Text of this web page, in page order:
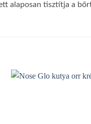
alaposan tisztítja a